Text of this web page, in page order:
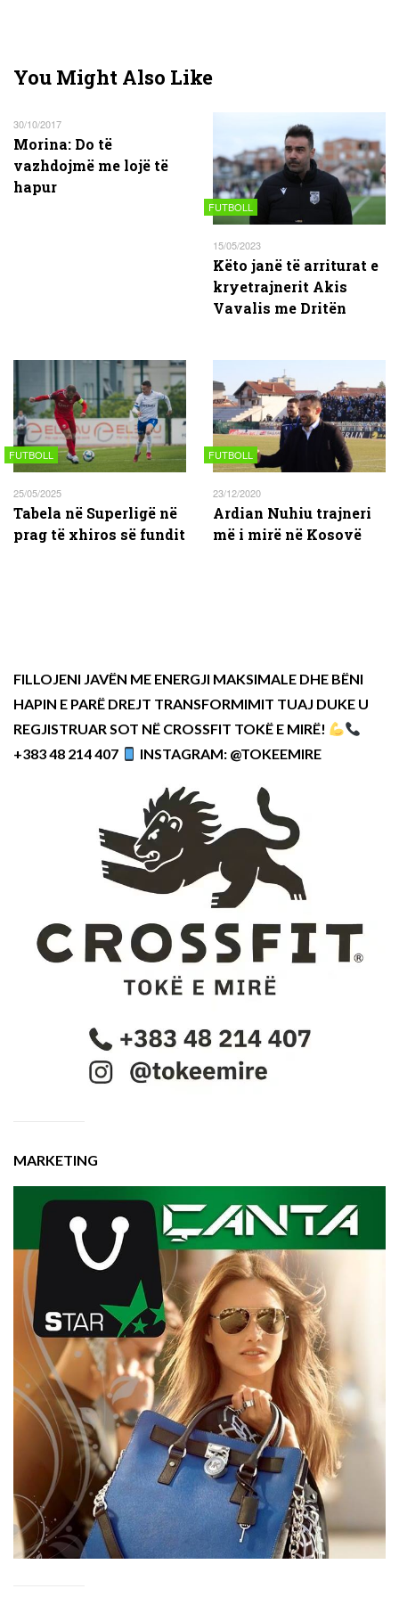
You Might Also Like
30/10/2017
Morina: Do të
vazhdojmë me lojë të
hapur
FUTBOLL
15/05/2023
Këto janë të arriturat e
kryetrajnerit Akis
Vavalis me Dritën
FUTBOLL
25/05/2025
Tabela në Superligë në
prag të xhiros së fundit
FUTBOLL
23/12/2020
Ardian Nuhiu trajneri
më i mirë në Kosovë
FILLOJENI JAVËN ME ENERGJI MAKSIMALE DHE BËNI
HAPIN E PARË DREJT TRANSFORMIMIT TUAJ DUKE U
REGJISTRUAR SOT NË CROSSFIT TOKË E MIRË!
+383 48 214 407
INSTAGRAM: @TOKEEMIRE
MARKETING